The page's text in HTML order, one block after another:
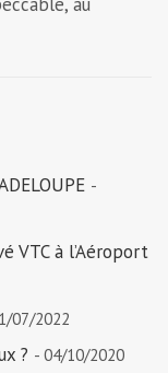
-
VTC à l’Aéroport
07/2022
? - 04/10/2020